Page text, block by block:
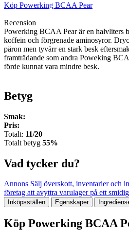
Köp Powerking BCAA Pear
Recension
Powerking BCAA Pear är en halvliters
koffein och förgrenade aminosyror.
päron men tyvärr en stark besk
framträdande som andra Poweking
förde kunnat vara mindre besk.
Betyg
Smak:
Pris:
Totalt: 11/20
Totalt betyg 55%
Vad tycker du?
Annons Sälj överskott, inventarier och
företag att avyttra varulager på ett
Inköpsställen Egenskaper
Köp Powerking BCAA